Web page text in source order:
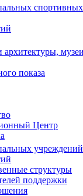
показа
Центр
структуры
поддержки